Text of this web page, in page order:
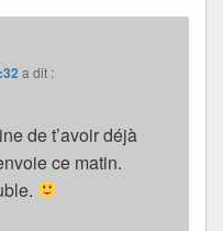
a dit :
de t’avoir déjà
ce matin.